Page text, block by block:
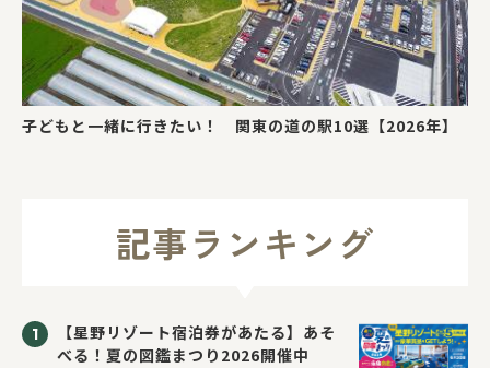
子どもと一緒に行きたい！ 関東の道の駅10選【2026年】
記事ランキング
【星野リゾート宿泊券があたる】あそ
べる！夏の図鑑まつり2026開催中